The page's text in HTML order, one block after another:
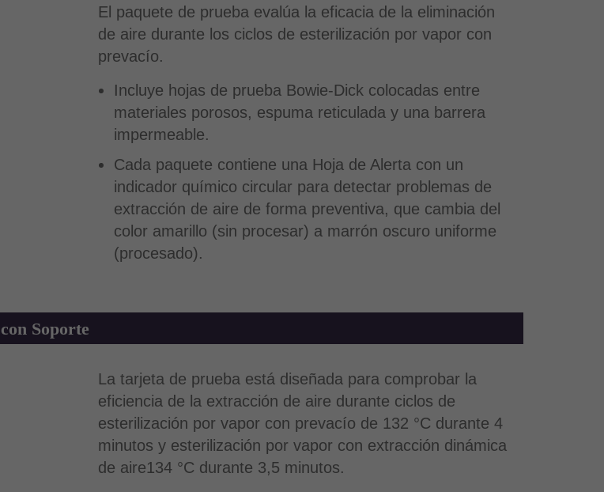
El paquete de prueba evalúa la eficacia de la eliminación
de aire durante los ciclos de esterilización por vapor con
prevacío.
Incluye hojas de prueba Bowie-Dick colocadas entre
materiales porosos, espuma reticulada y una barrera
impermeable.
Cada paquete contiene una Hoja de Alerta con un
indicador químico circular para detectar problemas de
extracción de aire de forma preventiva, que cambia del
color amarillo (sin procesar) a marrón oscuro uniforme
(procesado).
Soporte
La tarjeta de prueba está diseñada para comprobar la
eficiencia de la extracción de aire durante ciclos de
esterilización por vapor con prevacío de 132 °C durante 4
minutos y esterilización por vapor con extracción dinámica
de aire134 °C durante 3,5 minutos.